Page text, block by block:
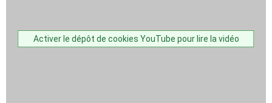
Activer le dépôt de cookies YouTube pour lire la vidéo